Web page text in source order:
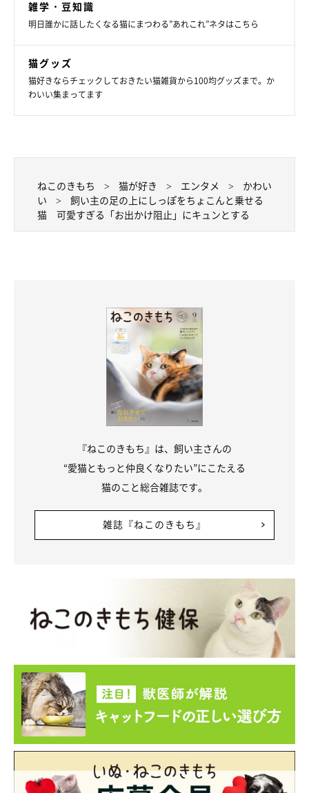
雑学・豆知識
明日誰かに話したくなる猫にまつわる”あれこれ”ネタはこちら
猫グッズ
猫好きならチェックしておきたい猫雑貨から100均グッズまで。か
わいい集まってます
ねこのきもち 猫が好き エンタメ
かわい
い
飼い主の足の上にしっぽをちょこんと乗せる
猫 可愛すぎる「お出かけ阻止」にキュンとする
『ねこのきもち』は、飼い主さんの
“愛猫ともっと仲良くなりたい”にこたえる
猫のこと総合雑誌です。
雑誌『ねこのきもち』